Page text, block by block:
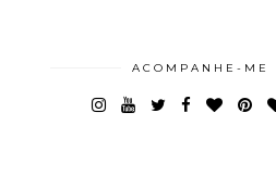
ACOMPANHE-ME